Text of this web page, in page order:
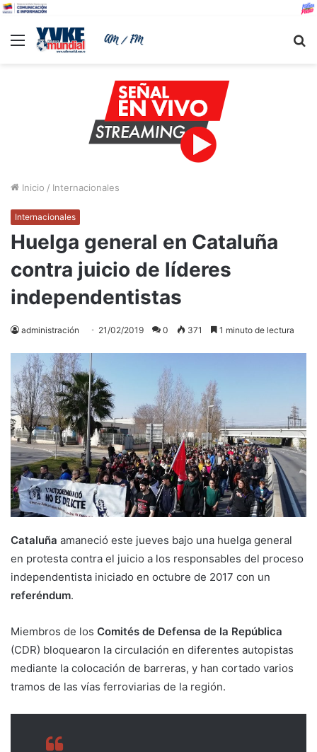
Menu
Inicio / Internacionales
Internacionales
Huelga general en Cataluña
contra juicio de líderes
independentistas
administración 21/02/2019 0 371 1 minuto de lectura
Cataluña amaneció este jueves bajo una huelga general
en protesta contra el juicio a los responsables del proceso
independentista iniciado en octubre de 2017 con un
referéndum.
Miembros de los Comités de Defensa de la República
(CDR) bloquearon la circulación en diferentes autopistas
mediante la colocación de barreras, y han cortado varios
tramos de las vías ferroviarias de la región.